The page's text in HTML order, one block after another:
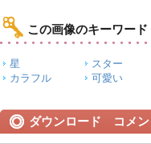
この画像のキーワード
星 スター
カラフル
可愛い
ダウンロード コメン